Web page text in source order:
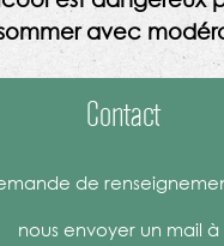
avec
Contact
de
nous envoyer un mail à